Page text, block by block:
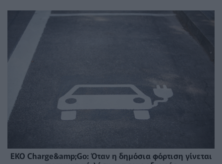
EKO Charge&amp;Go: Όταν η δημόσια φόρτιση γίνεται